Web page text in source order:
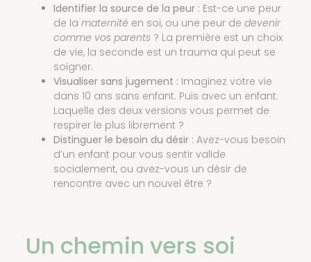
Identifier la source de la peur : Est-ce une peur
de la maternité en soi, ou une peur de devenir
comme vos parents? La première est un choix
de vie, la seconde est un trauma qui peut se
soigner.
Visualiser sans jugement : Imaginez votre vie
dans 10 ans sans enfant. Puis avec un enfant.
Laquelle des deux versions vous permet de
respirer le plus librement ?
Distinguer le besoin du désir : Avez-vous besoin
d’un enfant pour vous sentir valide
socialement, ou avez-vous un désir de
rencontre avec un nouvel être ?
Un chemin vers soi